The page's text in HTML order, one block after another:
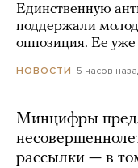
Единственную
поддержали
оппозиция. Ее уже
НОВОСТИ 5 часов
Минцифры
рассылки — в